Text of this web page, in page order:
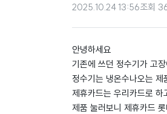
2025.10.24 13:56조회
안녕하세요
기존에 쓰던 정수기가 고
정수기는 냉온수나오는
제휴카드는 우리카드로 하
제품 눌러보니 제휴카드